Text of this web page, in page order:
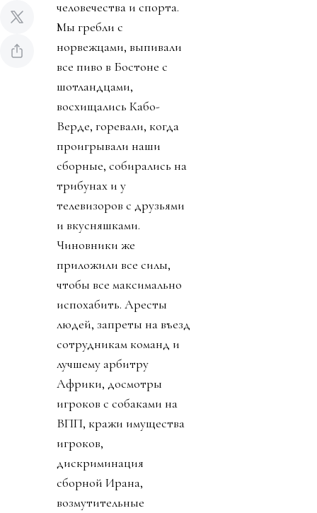
человечества и спорта.
Мы гребли с
норвежцами, выпивали
все пиво в Бостоне с
шотландцами,
восхищались Кабо-
Верде, горевали, когда
проигрывали наши
сборные, собирались на
трибунах и у
телевизоров с друзьями
и вкусняшками.
Чиновники же
приложили все силы,
чтобы все максимально
испохабить. Аресты
людей, запреты на въезд
сотрудникам команд и
лучшему арбитру
Африки, досмотры
игроков с собаками на
ВПП, кражи имущества
игроков,
дискриминация
сборной Ирана,
возмутительные